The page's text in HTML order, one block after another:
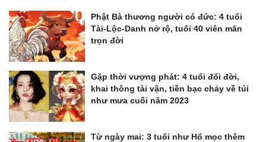
Phật Bà thương người có đức: 4 tuổi
Tài-Lộc-Danh nở rộ, tuổi 40 viên mãn
trọn đời
Gặp thời vượng phát: 4 tuổi đổi đời,
khai thông tài vận, tiền bạc chảy về túi
như mưa cuối năm 2023
Từ ngày mai: 3 tuổi như Hổ mọc thêm